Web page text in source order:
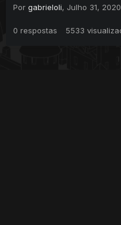
Por gabrieloli, Julho 31, 2020
0 respostas 5533